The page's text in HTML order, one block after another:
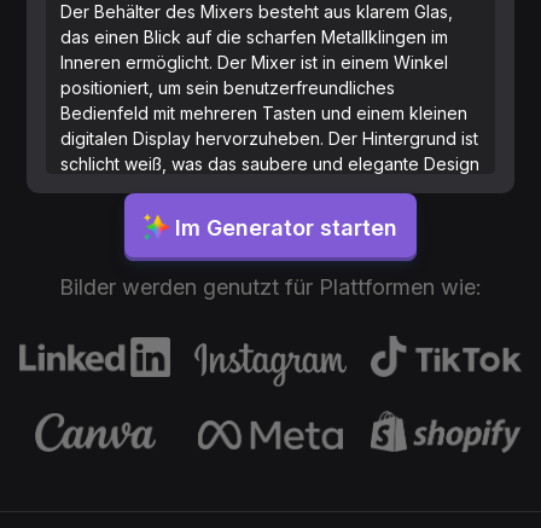
Der Behälter des Mixers besteht aus klarem Glas,
das einen Blick auf die scharfen Metallklingen im
Inneren ermöglicht. Der Mixer ist in einem Winkel
positioniert, um sein benutzerfreundliches
Bedienfeld mit mehreren Tasten und einem kleinen
digitalen Display hervorzuheben. Der Hintergrund ist
schlicht weiß, was das saubere und elegante Design
des Produkts betont. Die Beleuchtung ist hell und
gleichmäßig, was dem Mixer ein poliertes und
hochwertiges Aussehen verleiht.
Im Generator starten
Bilder werden genutzt für Plattformen wie: